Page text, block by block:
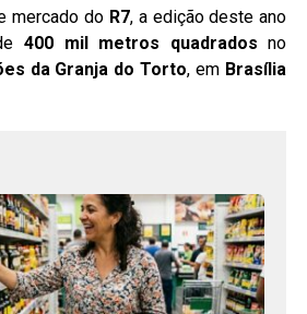
mercado do R7, a edição deste ano
400 mil metros quadrados no
da Granja do Torto, em Brasília